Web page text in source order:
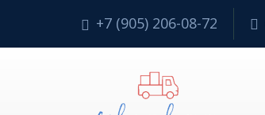
+7 (905) 206-08-72